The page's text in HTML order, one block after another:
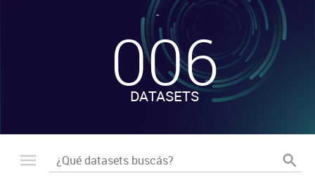
-
006
DATASETS